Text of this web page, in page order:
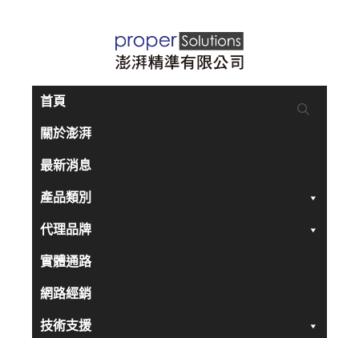
首頁
關於澎湃
最新消息
產品類別
代理品牌
實體通路
網路經銷
技術支援